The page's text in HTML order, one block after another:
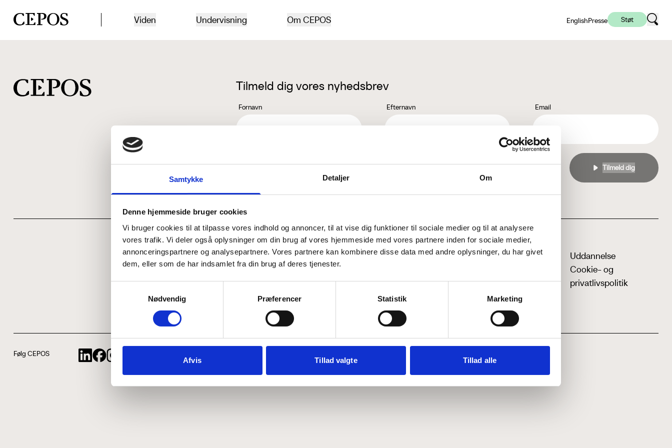
Samtykke Detaljer Om
Denne hjemmeside bruger cookies
Vi bruger cookies til at tilpasse vores indhold og annoncer, til at vise dig funktioner til sociale medier og til at analysere
vores trafik. Vi deler også oplysninger om din brug af vores hjemmeside med vores partnere inden for sociale medier,
annonceringspartnere og analysepartnere. Vores partnere kan kombinere disse data med andre oplysninger, du har givet
dem, eller som de har indsamlet fra din brug af deres tjenester.
Nødvendig
Præferencer Statistik Marketing
Afvis Tillad valgte Tillad alle
CEPOS logo Viden Undervisning Om CEPOS EnglishPresse Støt
Tilmeld dig vores nyhedsbrev
Fornavn Efternavn Email
Jeg accepterer behandlingen af mine personoplysninger i henhold tilprivatlivspolitikken
Hvem er CEPOS
Vores værdier
Medarbejdere
Kontakt
Analyser
ABCepos
Podcast
Uddannelse
Cookie- og
privatlivspolitik
Følg CEPOS